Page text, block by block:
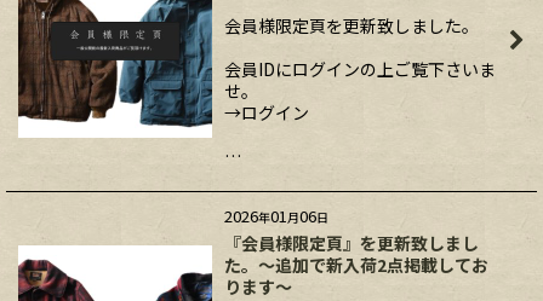
会員様限定頁を更新致しました。
会員IDにログインの上ご覧下さいま
せ。
→ログイン
…
2026年01月06日
『会員様限定頁』を更新致しまし
た。～追加で新入荷2点掲載してお
ります～